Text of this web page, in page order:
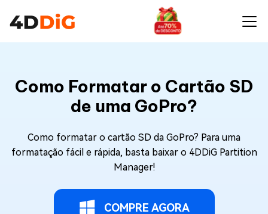
Como Formatar o Cartão SD
de uma GoPro?
Como formatar o cartão SD da GoPro? Para uma
formatação fácil e rápida, basta baixar o 4DDiG Partition
Manager!
COMPRE AGORA